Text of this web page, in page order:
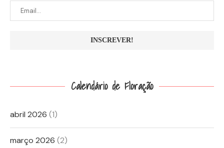
Calendário de Floração
abril 2026 (1)
março 2026 (2)